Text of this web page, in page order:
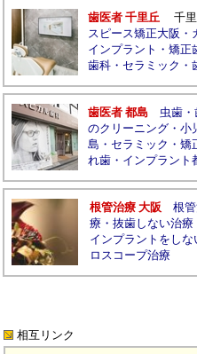
歯医者 千里丘 千
スピース矯正大阪 ・
インプラント ・ 矯正
歯科 ・ セラミック ・
歯医者 都島 虫歯 ・
のクリーニング ・ 小
島 ・ セラミック ・ 矯
れ歯 ・ インプラント
根管治療 大阪 根
療 ・ 抜歯しない治療
インプラントをし
ロスコープ治療
相互リンク